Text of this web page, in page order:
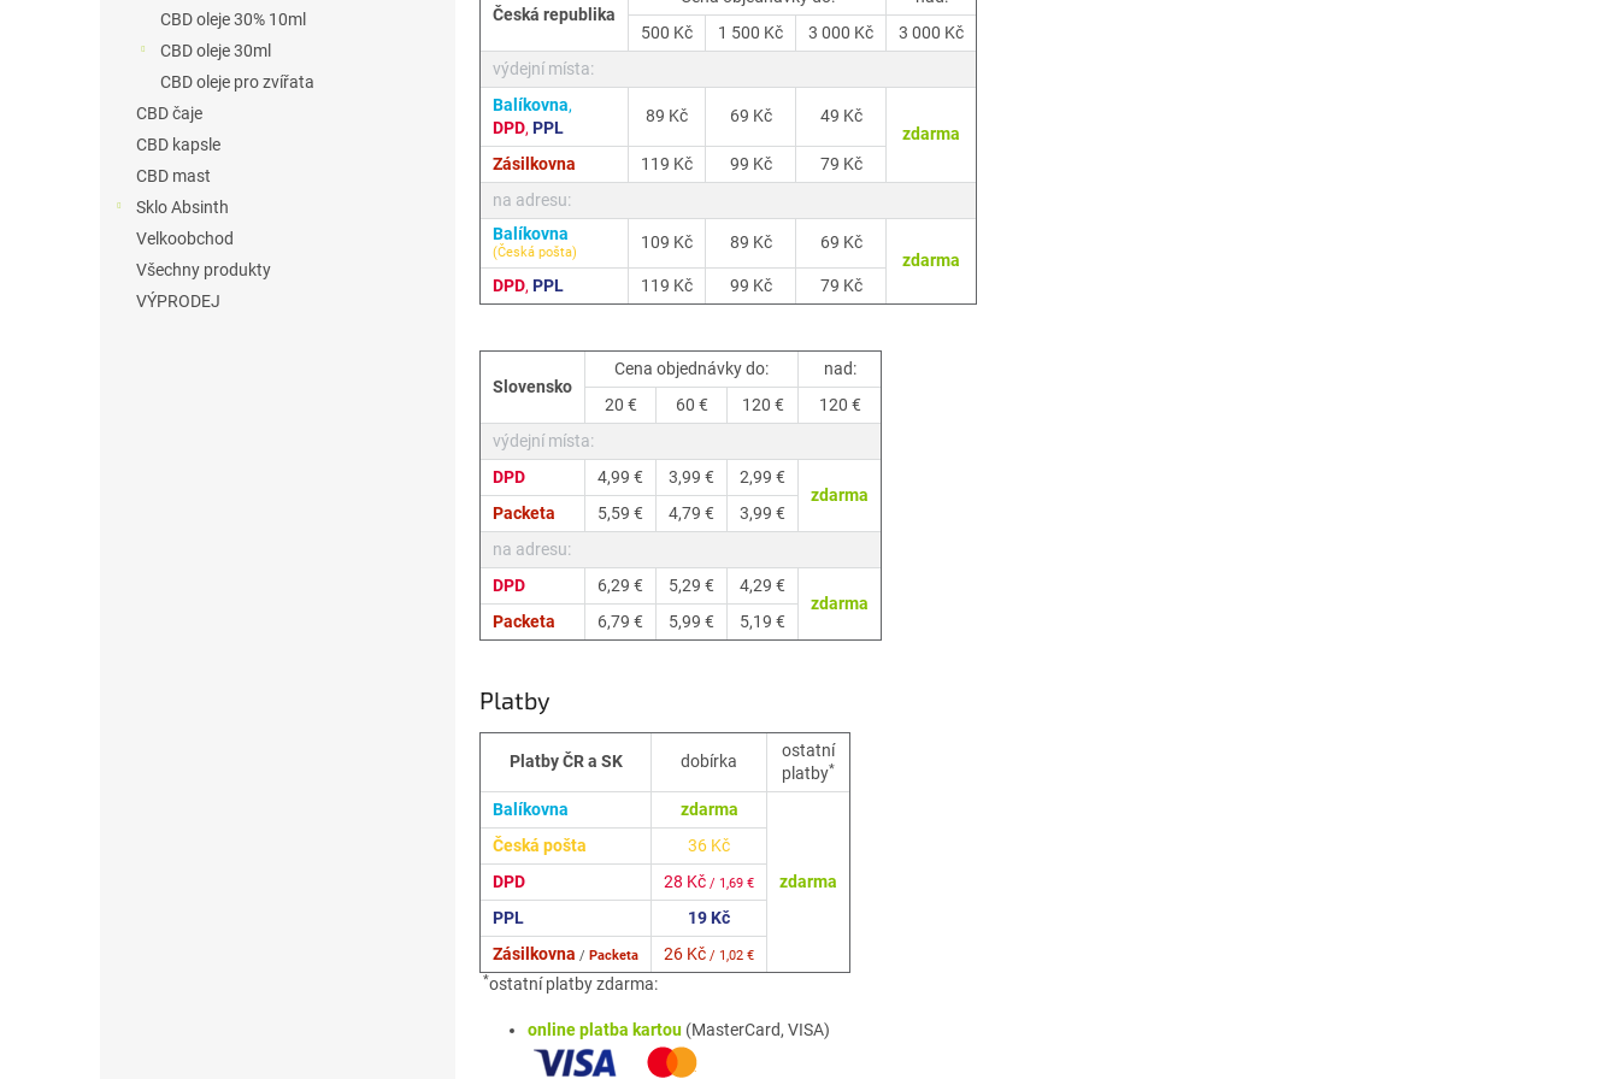
CBD oleje 30% 10ml
CBD oleje 30ml
CBD oleje pro zvířata
CBD čaje
CBD kapsle
CBD mast
Sklo Absinth
Velkoobchod
Všechny produkty
VÝPRODEJ
Česká republika
500 Kč
1 500 Kč 3 000 Kč
3 000 Kč
výdejní místa:
Balíkovna,
DPD, PPL
89 Kč 69 Kč
49 Kč
zdarma
Zásilkovna
119 Kč 99 Kč
79 Kč
na adresu:
Balíkovna
(Česká pošta)
109 Kč 89 Kč
69 Kč
zdarma
DPD, PPL 119 Kč 99 Kč 79 Kč
Slovensko
Cena objednávky do:
nad:
20 €
60 € 120 €
120 €
výdejní místa:
DPD
4,99 € 3,99 €
2,99 €
zdarma
Packeta
5,59 € 4,79 €
3,99 €
na adresu:
DPD
6,29 € 5,29 €
4,29 €
zdarma
Packeta
6,79 € 5,99 € 5,19 €
Platby
Platby ČR a SK dobírka
ostatní
platby*
Balíkovna zdarma
zdarma
Česká pošta
36 Kč
DPD
28 Kč / 1,69 €
PPL
19 Kč
Zásilkovna / Packeta 26 Kč / 1,02 €
*ostatní platby zdarma:
online platba kartou (MasterCard, VISA)